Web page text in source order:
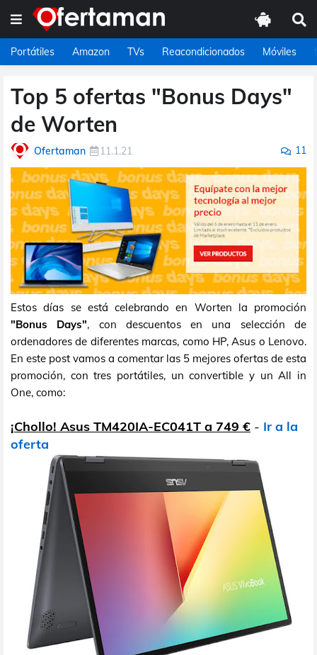
Portátiles Amazon TVs Reacondicionados Móviles
Top 5 ofertas "Bonus Days"
de Worten
Ofertaman 11.1.21 11
Estos días se está celebrando en Worten la promoción
"Bonus Days", con descuentos en una selección de
ordenadores de diferentes marcas, como HP, Asus o Lenovo.
En este post vamos a comentar las 5 mejores ofertas de esta
promoción, con tres portátiles, un convertible y un All in
One, como:
¡Chollo! Asus TM420IA-EC041T a 749 € - Ir a la
oferta